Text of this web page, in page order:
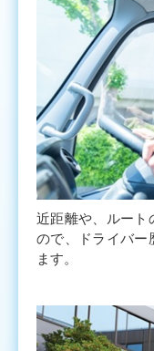
近距離や、ルート
ので、ドライバー
ます。